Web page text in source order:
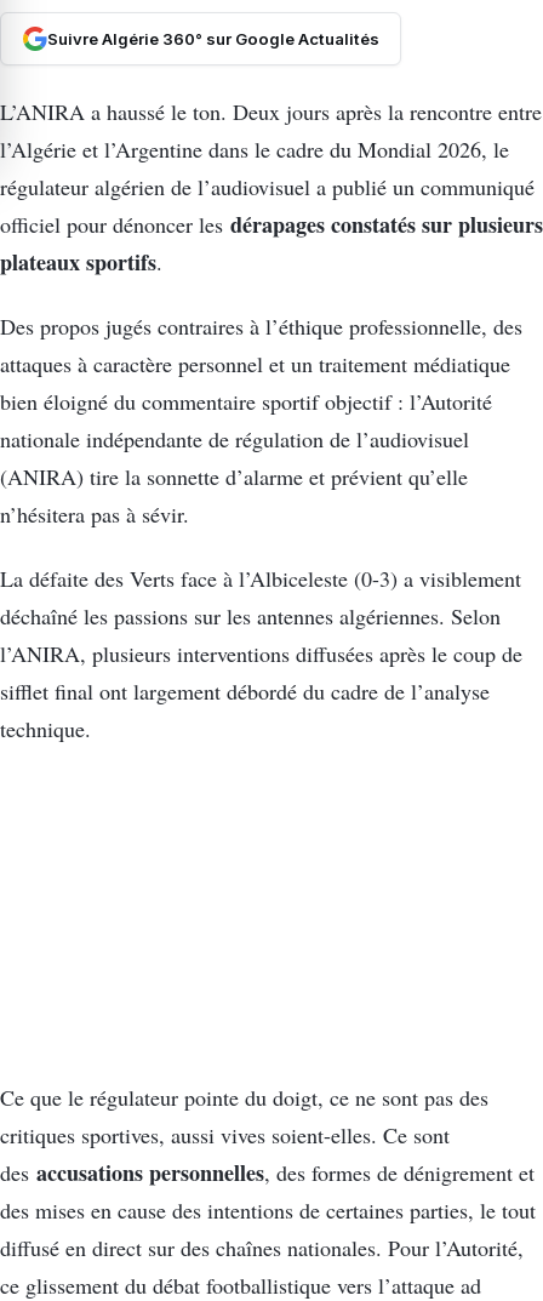
Suivre Algérie 360° sur Google Actualités
L’ANIRA a haussé le ton. Deux jours après la rencontre entre
l’Algérie et l’Argentine dans le cadre du Mondial 2026, le
régulateur algérien de l’audiovisuel a publié un communiqué
officiel pour dénoncer les dérapages constatés sur plusieurs
plateaux sportifs.
Des propos jugés contraires à l’éthique professionnelle, des
attaques à caractère personnel et un traitement médiatique
bien éloigné du commentaire sportif objectif : l’Autorité
nationale indépendante de régulation de l’audiovisuel
(ANIRA) tire la sonnette d’alarme et prévient qu’elle
n’hésitera pas à sévir.
La défaite des Verts face à l’Albiceleste (0-3) a visiblement
déchaîné les passions sur les antennes algériennes. Selon
l’ANIRA, plusieurs interventions diffusées après le coup de
sifflet final ont largement débordé du cadre de l’analyse
technique.
Ce que le régulateur pointe du doigt, ce ne sont pas des
critiques sportives, aussi vives soient-elles. Ce sont
des accusations personnelles, des formes de dénigrement et
des mises en cause des intentions de certaines parties, le tout
diffusé en direct sur des chaînes nationales. Pour l’Autorité,
ce glissement du débat footballistique vers l’attaque ad